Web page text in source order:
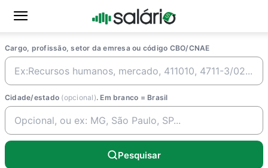
Cargo, profissão, setor da emresa ou código CBO/CNAE
Cidade/estado (opcional). Em branco = Brasil
Pesquisar